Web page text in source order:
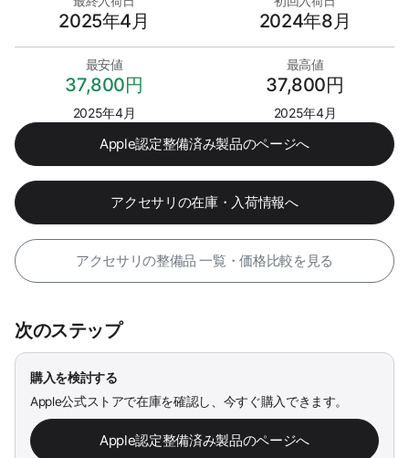
2025年4月 2024年8月
最安値
37,800円
2025年4月
最高値
37,800円
2025年4月
Apple認定整備済み製品のページへ
アクセサリの在庫・入荷情報へ
アクセサリの整備品 一覧・価格比較を見る
次のステップ
購入を検討する
Apple公式ストアで在庫を確認し、今すぐ購入できます。
Apple認定整備済み製品のページへ